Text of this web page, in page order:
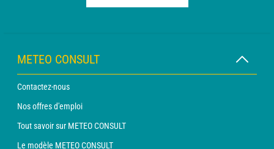
METEO CONSULT
Contactez-nous
Nos offres d'emploi
Tout savoir sur METEO CONSULT
Le modèle METEO CONSULT